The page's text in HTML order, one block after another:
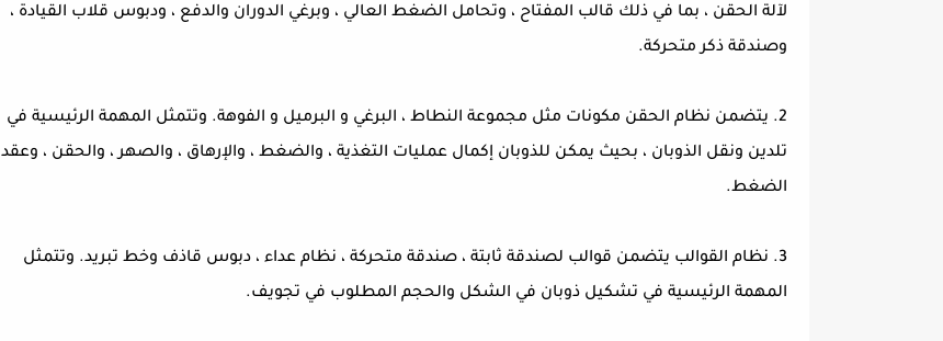
لآلة الحقن ، بما في ذلك قالب المفتاح ، وتحامل الضغط العالي ، وبرغي الدوران والدفع ، ودبوس قلاب القيادة ،
وصندقة ذكر متحركة.
2. يتضمن نظام الحقن مكونات مثل مجموعة النطاط ، البرغي و البرميل و الفوهة. وتتمثل المهمة الرئيسية في
تلدين ونقل الذوبان ، بحيث يمكن للذوبان إكمال عمليات التغذية ، والضغط ، والإرهاق ، والصهر ، والحقن ، وعقد
الضغط.
3. نظام القوالب يتضمن قوالب لصندقة ثابتة ، صندقة متحركة ، نظام عداء ، دبوس قاذف وخط تبريد. وتتمثل
المهمة الرئيسية في تشكيل ذوبان في الشكل والحجم المطلوب في تجويف.